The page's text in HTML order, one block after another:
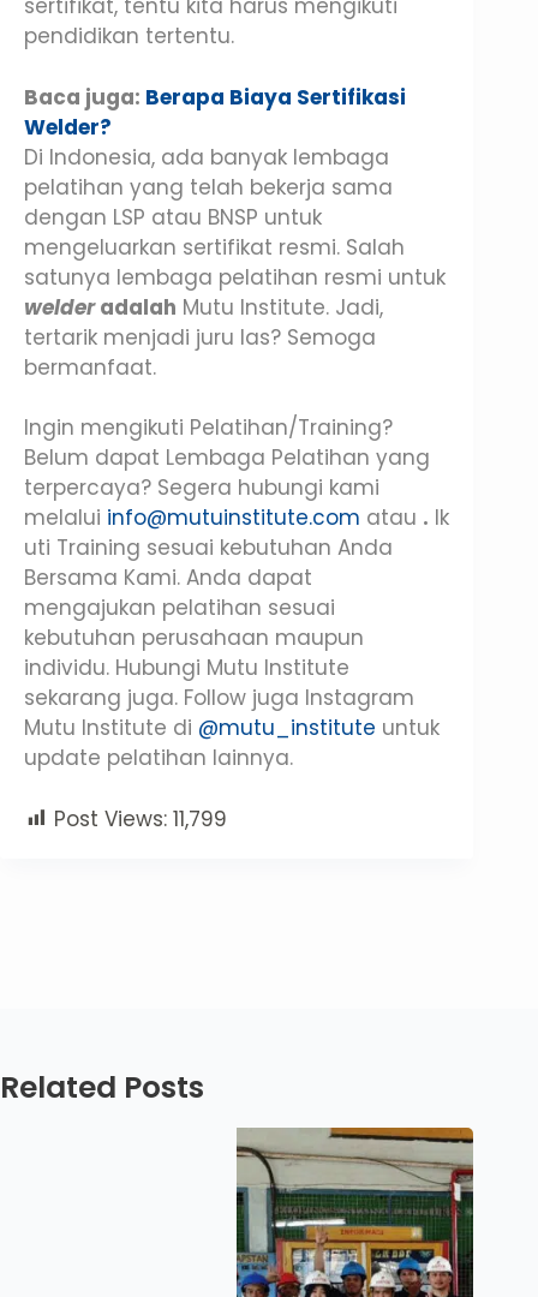
sertifikat, tentu kita harus mengikuti
pendidikan tertentu.
Baca juga: Berapa Biaya Sertifikasi
Welder?
Di Indonesia, ada banyak lembaga
pelatihan yang telah bekerja sama
dengan LSP atau BNSP untuk
mengeluarkan sertifikat resmi. Salah
satunya lembaga pelatihan resmi untuk
welderadalah Mutu Institute. Jadi,
tertarik menjadi juru las? Semoga
bermanfaat.
Ingin mengikuti Pelatihan/Training?
Belum dapat Lembaga Pelatihan yang
terpercaya? Segera hubungi kami
melalui info@mutuinstitute.com atau . Ik
uti Training sesuai kebutuhan Anda
Bersama Kami. Anda dapat
mengajukan pelatihan sesuai
kebutuhan perusahaan maupun
individu. Hubungi Mutu Institute
sekarang juga. Follow juga Instagram
Mutu Institute di @mutu_institute untuk
update pelatihan lainnya.
Post Views: 11,799
Related Posts